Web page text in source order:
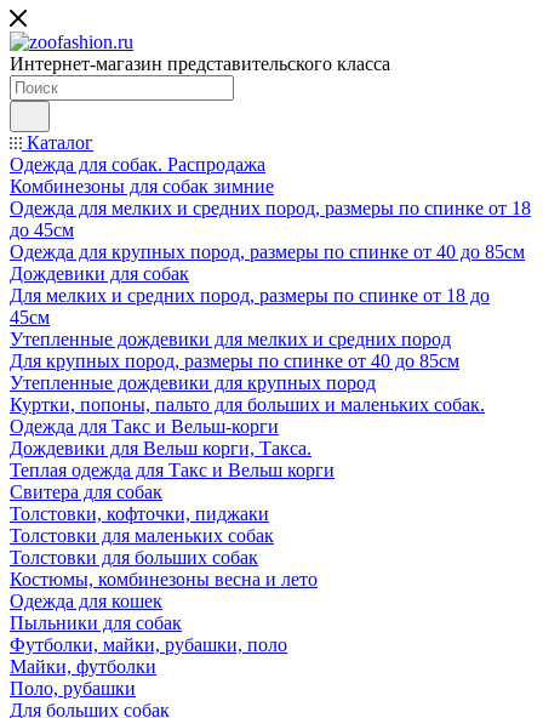
Интернет-магазин представительского класса
Каталог
Одежда для собак. Распродажа
Комбинезоны для собак зимние
Одежда для мелких и средних пород, размеры по спинке от 18
до 45см
Одежда для крупных пород, размеры по спинке от 40 до 85см
Дождевики для собак
Для мелких и средних пород, размеры по спинке от 18 до
45см
Утепленные дождевики для мелких и средних пород
Для крупных пород, размеры по спинке от 40 до 85см
Утепленные дождевики для крупных пород
Куртки, попоны, пальто для больших и маленьких собак.
Одежда для Такс и Вельш-корги
Дождевики для Вельш корги, Такса.
Теплая одежда для Такс и Вельш корги
Свитера для собак
Толстовки, кофточки, пиджаки
Толстовки для маленьких собак
Толстовки для больших собак
Костюмы, комбинезоны весна и лето
Одежда для кошек
Пыльники для собак
Футболки, майки, рубашки, поло
Майки, футболки
Поло, рубашки
Для больших собак